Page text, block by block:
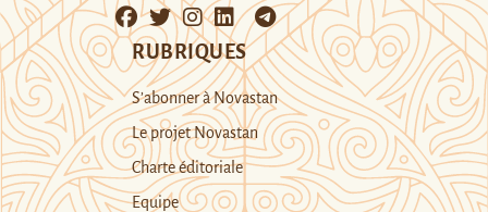
RUBRIQUES
S’abonner à Novastan
Le projet Novastan
Charte éditoriale
Equipe